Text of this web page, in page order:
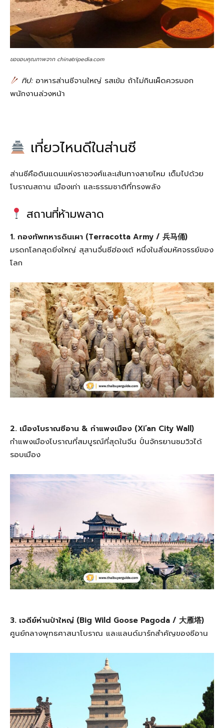
ขอขอบคุณภาพจาก chinatripedia.com
ทิป:อาหารส่านซีจานใหญ่ รสเข้ม ถ้าไม่กินเผ็ดควรบอก
พนักงานล่วงหน้า
เที่ยวไหนดีในส่านซี
ส่านซีคือดินแดนแห่งราชวงศ์และเส้นทางสายไหม เต็มไปด้วย
โบราณสถาน เมืองเก่า และธรรมชาติที่ทรงพลัง
สถานที่ห้ามพลาด
1. กองทัพทหารดินเผา (Terracotta Army / 兵马俑)
มรดกโลกสุดยิ่งใหญ่ สุสานจิ๋นซีฮ่องเต้ หนึ่งในสิ่งมหัศจรรย์ของ
โลก
2. เมืองโบราณซีอาน & กำแพงเมือง (Xi’an City Wall)
กำแพงเมืองโบราณที่สมบูรณ์ที่สุดในจีน ปั่นจักรยานชมวิวได้
รอบเมือง
3. เจดีย์ห่านป่าใหญ่ (Big Wild Goose Pagoda / 大雁塔)
ศูนย์กลางพุทธศาสนาโบราณ และแลนด์มาร์กสำคัญของซีอาน